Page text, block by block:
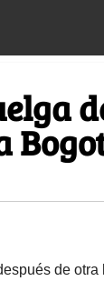
de